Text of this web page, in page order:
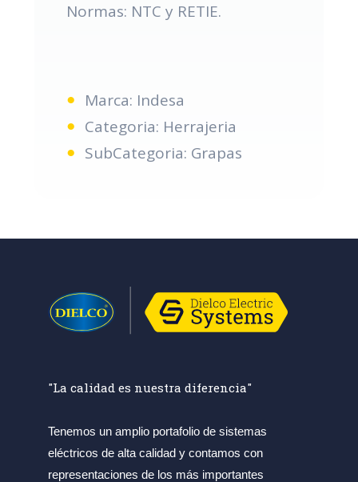
Normas: NTC y RETIE.
Marca: Indesa
Categoria: Herrajeria
SubCategoria: Grapas
"La calidad es nuestra diferencia"
Tenemos un amplio portafolio de sistemas
eléctricos de alta calidad y contamos con
representaciones de los más importantes